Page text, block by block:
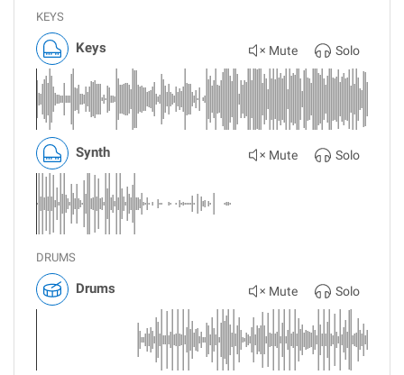
KEYS
Keys Mute Solo
Synth Mute Solo
DRUMS
Drums Mute Solo